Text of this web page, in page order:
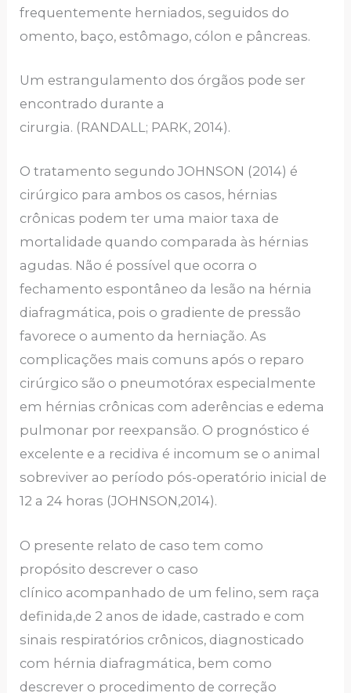
frequentemente herniados, seguidos do
omento, baço, estômago, cólon e pâncreas.
Um estrangulamento dos órgãos pode ser
encontrado durante a
cirurgia. (RANDALL; PARK, 2014).
O tratamento segundo JOHNSON (2014) é
cirúrgico para ambos os casos, hérnias
crônicas podem ter uma maior taxa de
mortalidade quando comparada às hérnias
agudas. Não é possível que ocorra o
fechamento espontâneo da lesão na hérnia
diafragmática, pois o gradiente de pressão
favorece o aumento da herniação. As
complicações mais comuns após o reparo
cirúrgico são o pneumotórax especialmente
em hérnias crônicas com aderências e edema
pulmonar por reexpansão. O prognóstico é
excelente e a recidiva é incomum se o animal
sobreviver ao período pós-operatório inicial de
12 a 24 horas (JOHNSON,2014).
O presente relato de caso tem como
propósito descrever o caso
clínico acompanhado de um felino, sem raça
definida,de 2 anos de idade, castrado e com
sinais respiratórios crônicos, diagnosticado
com hérnia diafragmática, bem como
descrever o procedimento de correção